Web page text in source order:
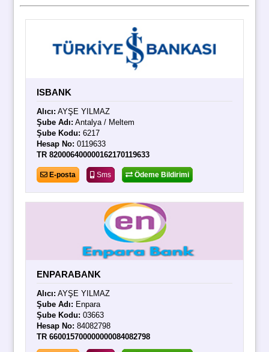
ISBANK
Alıcı: AYŞE YILMAZ
Şube Adı: Antalya / Meltem
Şube Kodu: 6217
Hesap No: 0119633
TR 820006400000162170119633
E-posta Sms Ödeme Bildirimi
ENPARABANK
Alıcı: AYŞE YILMAZ
Şube Adı: Enpara
Şube Kodu: 03663
Hesap No: 84082798
TR 660015700000000084082798